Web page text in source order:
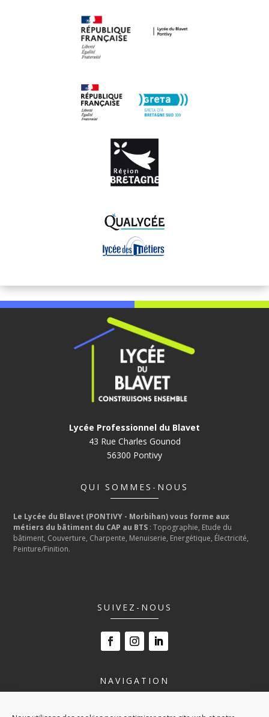
Lycée Professionnel du Blavet
43 Rue Charles Gounod
56300 Pontivy
QUI SOMMES-NOUS
Le Lycée du Blavet (PONTIVY - Morbihan) vous forme aux
métiers du bâtiment du CAP au BTS : Topographie, Etude du
bâtiment, Couverture, Charpente, Menuiserie, Energétique, Électricité,
Peinture/Finition.
SUIVEZ-NOUS
NAVIGATION